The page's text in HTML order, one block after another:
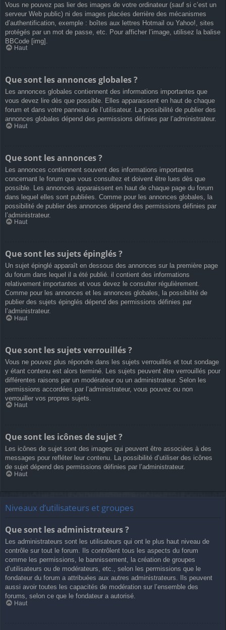
Vous ne pouvez pas lier des images de votre ordinateur (sauf si c’est un
serveur Web public) ni des images placées derrière des mécanismes
d’authentification, exemple : boîtes aux lettres Hotmail ou Yahoo!, sites
protégés par un mot de passe, etc. Pour afficher l’image, utilisez la balise
BBCode [img].
Haut
Que sont les annonces globales ?
Les annonces globales contiennent des informations importantes que
vous devez lire dès que possible. Elles apparaissent en haut de chaque
forum et dans votre panneau de l’utilisateur. La possibilité de publier des
annonces globales dépend des permissions définies par l’administrateur.
Haut
Que sont les annonces ?
Les annonces contiennent souvent des informations importantes
concernant le forum que vous consultez et doivent être lues dès que
possible. Les annonces apparaissent en haut de chaque page du forum
dans lequel elles sont publiées. Comme pour les annonces globales, la
possibilité de publier des annonces dépend des permissions définies par
l’administrateur.
Haut
Que sont les sujets épinglés ?
Un sujet épinglé apparaît en dessous des annonces sur la première page
du forum dans lequel il a été publié. il contient des informations
relativement importantes et vous devez le consulter régulièrement.
Comme pour les annonces et les annonces globales, la possibilité de
publier des sujets épinglés dépend des permissions définies par
l’administrateur.
Haut
Que sont les sujets verrouillés ?
Vous ne pouvez plus répondre dans les sujets verrouillés et tout sondage
y étant contenu est alors terminé. Les sujets peuvent être verrouillés pour
différentes raisons par un modérateur ou un administrateur. Selon les
permissions accordées par l’administrateur, vous pouvez ou non
verrouiller vos propres sujets.
Haut
Que sont les icônes de sujet ?
Les icônes de sujet sont des images qui peuvent être associées à des
messages pour refléter leur contenu. La possibilité d’utiliser des icônes
de sujet dépend des permissions définies par l’administrateur.
Haut
Niveaux d’utilisateurs et groupes
Que sont les administrateurs ?
Les administrateurs sont les utilisateurs qui ont le plus haut niveau de
contrôle sur tout le forum. Ils contrôlent tous les aspects du forum
comme les permissions, le bannissement, la création de groupes
d’utilisateurs ou de modérateurs, etc., selon les permissions que le
fondateur du forum a attribuées aux autres administrateurs. Ils peuvent
aussi avoir toutes les capacités de modération sur l’ensemble des
forums, selon ce que le fondateur a autorisé.
Haut